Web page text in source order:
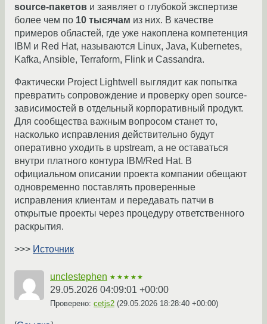
source-пакетов и заявляет о глубокой экспертизе
более чем по 10 тысячам из них. В качестве
примеров областей, где уже накоплена компетенция
IBM и Red Hat, называются Linux, Java, Kubernetes,
Kafka, Ansible, Terraform, Flink и Cassandra.
Фактически Project Lightwell выглядит как попытка
превратить сопровождение и проверку open source-
зависимостей в отдельный корпоративный продукт.
Для сообщества важным вопросом станет то,
насколько исправления действительно будут
оперативно уходить в upstream, а не оставаться
внутри платного контура IBM/Red Hat. В
официальном описании проекта компании обещают
одновременно поставлять проверенные
исправления клиентам и передавать патчи в
открытые проекты через процедуру ответственного
раскрытия.
>>> Источник
unclestephen ★★★★★
29.05.2026 04:09:01 +00:00
Проверено: cetjs2 (29.05.2026 18:28:40 +00:00)